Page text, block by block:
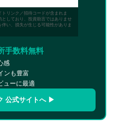
リンク／招待コードが含まれま
しており、投資助言ではありませ
い、損失が生じる可能性がありま
手数料無料
感
ンも豊富
ューに最適
公式サイトへ ▶